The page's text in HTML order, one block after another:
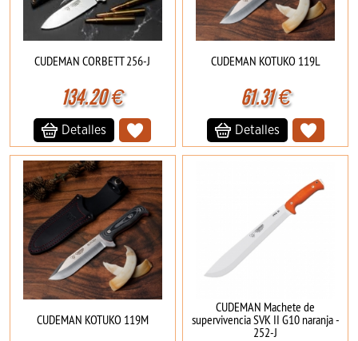
CUDEMAN CORBETT 256-J
134.20€
Detalles
CUDEMAN KOTUKO 119L
61.31€
Detalles
CUDEMAN KOTUKO 119M
CUDEMAN Machete de
supervivencia SVK II G10 naranja -
252-J